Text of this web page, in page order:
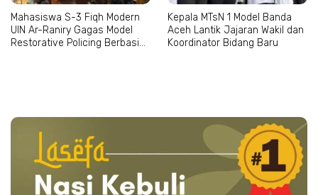
Mahasiswa S-3 Fiqh Modern
UIN Ar-Raniry Gagas Model
Restorative Policing Berbasis
Kepala MTsN 1 Model Banda
Aceh Lantik Jajaran Wakil dan
Koordinator Bidang Baru